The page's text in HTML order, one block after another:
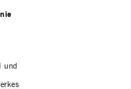
und